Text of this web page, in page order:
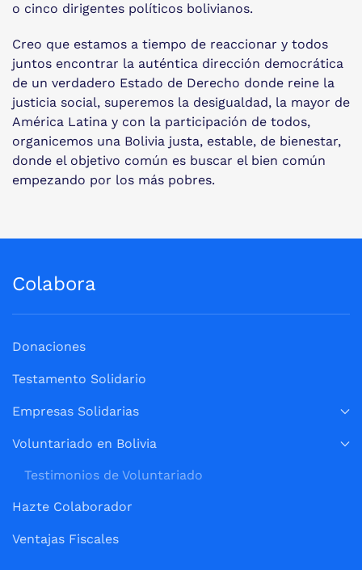
o cinco dirigentes políticos bolivianos.
Creo que estamos a tiempo de reaccionar y todos
juntos encontrar la auténtica dirección democrática
de un verdadero Estado de Derecho donde reine la
justicia social, superemos la desigualdad, la mayor de
América Latina y con la participación de todos,
organicemos una Bolivia justa, estable, de bienestar,
donde el objetivo común es buscar el bien común
empezando por los más pobres.
Colabora
Donaciones
Testamento Solidario
Empresas Solidarias
Voluntariado en Bolivia
Testimonios de Voluntariado
Hazte Colaborador
Ventajas Fiscales